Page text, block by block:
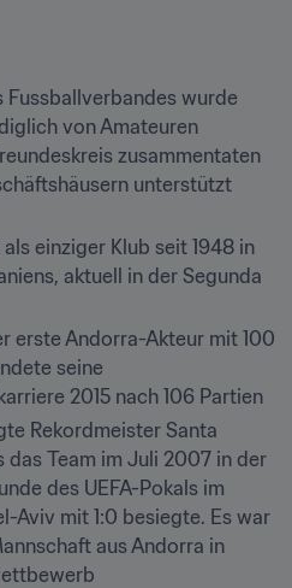
Fussballverbandes wurde
von Amateuren
zusammentaten
unterstützt
einziger Klub seit 1948 in
aktuell in der Segunda
erste Andorra-Akteur mit 100
seine
2015 nach 106 Partien
Rekordmeister Santa
das Team im Juli 2007 in der
des UEFA-Pokals im
Aviv mit 1:0 besiegte. Es war
aus Andorra in